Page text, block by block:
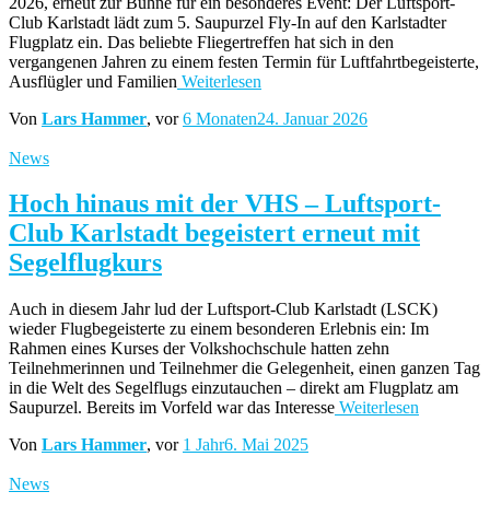
Club Karlstadt lädt zum 5. Saupurzel Fly-In auf den Karlstadter
Flugplatz ein. Das beliebte Fliegertreffen hat sich in den
vergangenen Jahren zu einem festen Termin für Luftfahrtbegeisterte,
Ausflügler und Familien Weiterlesen
Von Lars Hammer, vor6 Monaten24. Januar 2026
News
Hoch hinaus mit der VHS – Luftsport-
Club Karlstadt begeistert erneut mit
Segelflugkurs
Auch in diesem Jahr lud der Luftsport-Club Karlstadt (LSCK)
wieder Flugbegeisterte zu einem besonderen Erlebnis ein: Im
Rahmen eines Kurses der Volkshochschule hatten zehn
Teilnehmerinnen und Teilnehmer die Gelegenheit, einen ganzen Tag
in die Welt des Segelflugs einzutauchen – direkt am Flugplatz am
Saupurzel. Bereits im Vorfeld war das Interesse Weiterlesen
Von Lars Hammer, vor 1 Jahr6. Mai 2025
News